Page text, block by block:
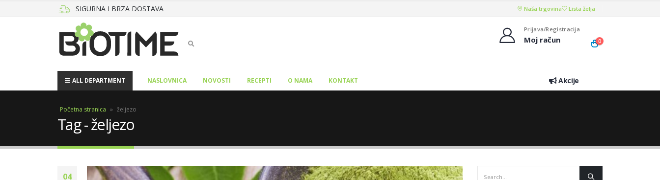
SIGURNA I BRZA DOSTAVA Naša trgovina Lista želja
Prijava/Registracija
Moj račun 0
ALL DEPARTMENT NASLOVNICA NOVOSTI RECEPTI O NAMA KONTAKT Akcije
Početna stranica » željezo
Tag - željezo
04